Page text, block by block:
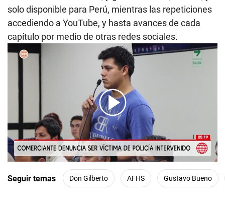
solo disponible para Perú, mientras las repeticiones
accediendo a YouTube, y hasta avances de cada
capítulo por medio de otras redes sociales.
00:00 02:19
Seguir temas Don Gilberto AFHS Gustavo Bueno